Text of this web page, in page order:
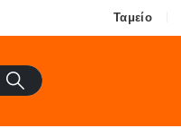
Ταμείο